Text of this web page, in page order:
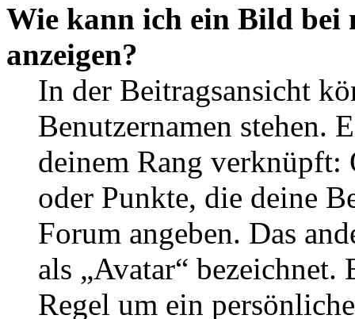
Wie kann ich ein Bild bei
anzeigen?
In der Beitragsansicht
Benutzernamen stehen.
deinem Rang verknüpft:
oder Punkte, die deine
Forum angeben. Das
als „Avatar“
Regel um ein